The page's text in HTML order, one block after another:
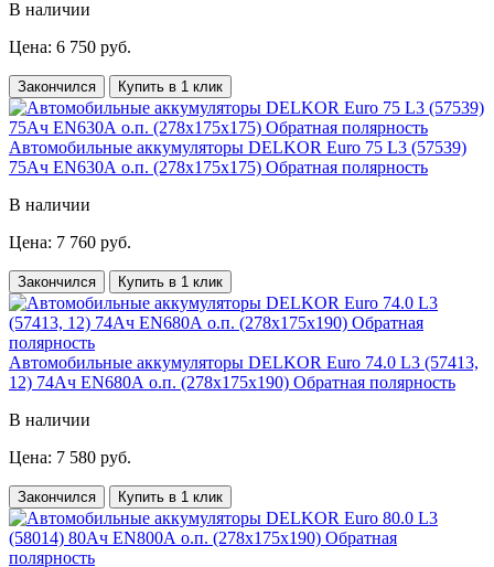
В наличии
Цена: 6 750 руб.
Закончился Купить в 1 клик
Автомобильные аккумуляторы DELKOR Euro 75 L3 (57539)
75Ач EN630А о.п. (278х175х175) Обратная полярность
В наличии
Цена: 7 760 руб.
Закончился Купить в 1 клик
Автомобильные аккумуляторы DELKOR Euro 74.0 L3 (57413,
12) 74Ач EN680А о.п. (278х175х190) Обратная полярность
В наличии
Цена: 7 580 руб.
Закончился Купить в 1 клик